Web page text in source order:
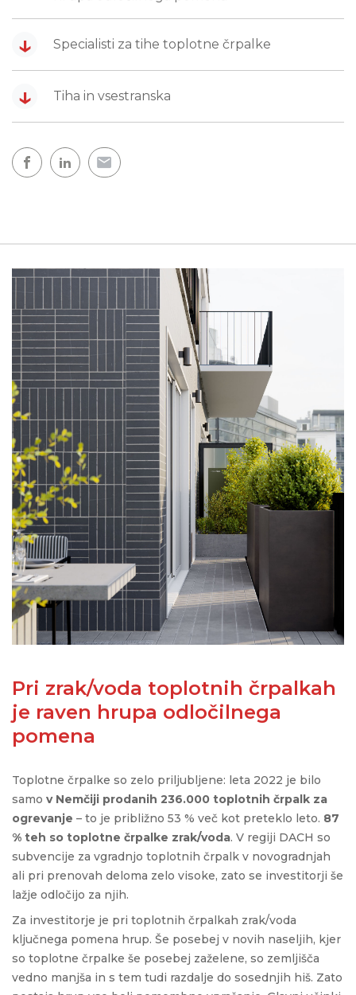
↓ Specialisti za tihe toplotne črpalke
↓ Tiha in vsestranska
Pri zrak/voda toplotnih črpalkah
je raven hrupa odločilnega
pomena
Toplotne črpalke so zelo priljubljene: leta 2022 je bilo
samo v Nemčiji prodanih 236.000 toplotnih črpalk za
ogrevanje – to je približno 53 % več kot preteklo leto. 87
% teh so toplotne črpalke zrak/voda. V regiji DACH so
subvencije za vgradnjo toplotnih črpalk v novogradnjah
ali pri prenovah deloma zelo visoke, zato se investitorji še
lažje odločijo za njih.
Za investitorje je pri toplotnih črpalkah zrak/voda
ključnega pomena hrup. Še posebej v novih naseljih, kjer
so toplotne črpalke še posebej zaželene, so zemljišča
vedno manjša in s tem tudi razdalje do sosednjih hiš. Zato